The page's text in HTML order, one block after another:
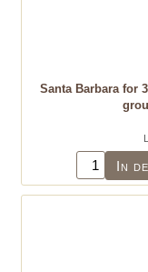
Santa Barbara for
In